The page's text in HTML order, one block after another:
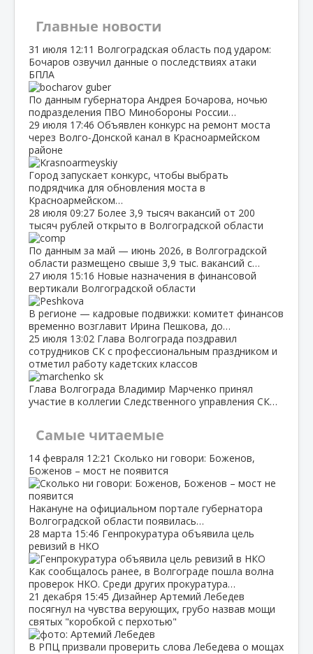
Главные новости
31 июля 12:11 Волгоградская область под ударом:
Бочаров озвучил данные о последствиях атаки
БПЛА
По данным губернатора Андрея Бочарова, ночью
подразделения ПВО Минобороны России…
29 июля 17:46 Объявлен конкурс на ремонт моста
через Волго‑Донской канал в Красноармейском
районе
Город запускает конкурс, чтобы выбрать
подрядчика для обновления моста в
Красноармейском…
28 июля 09:27 Более 3,9 тысяч вакансий от 200
тысяч рублей открыто в Волгоградской области
По данным за май — июнь 2026, в Волгоградской
области размещено свыше 3,9 тыс. вакансий с…
27 июля 15:16 Новые назначения в финансовой
вертикали Волгоградской области
В регионе — кадровые подвижки: комитет финансов
временно возглавит Ирина Пешкова, до…
25 июля 13:02 Глава Волгограда поздравил
сотрудников СК с профессиональным праздником и
отметил работу кадетских классов
Глава Волгограда Владимир Марченко принял
участие в коллегии Следственного управления СК…
Самые читаемые
14 февраля 12:21 Сколько ни говори: Боженов,
Боженов – мост не появится
Накануне на официальном портале губернатора
Волгоградской области появилась…
28 марта 15:46 Генпрокуратура объявила цель
ревизий в НКО
Как сообщалось ранее, в Волгограде пошла волна
проверок НКО. Среди других прокуратура…
21 декабря 15:45 Дизайнер Артемий Лебедев
посягнул на чувства верующих, грубо назвав мощи
святых "коробкой с перхотью"
В РПЦ призвали проверить слова Лебедева о мощах